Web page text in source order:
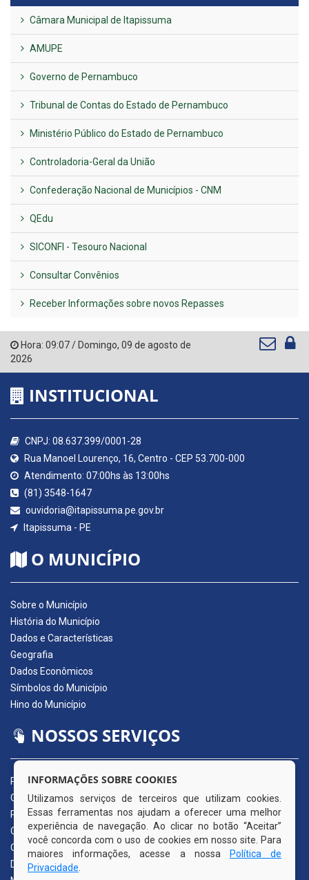
Câmara Municipal de Itapissuma
AMUPE
Governo de Pernambuco
Tribunal de Contas do Estado de Pernambuco
Ministério Público do Estado de Pernambuco
Controladoria-Geral da União
Confederação Nacional de Municípios - CNM
QEdu
SICONFI - Tesouro Nacional
Consultar Convênios
Receber Informações sobre novos Repasses
Hora: 09:07/ Domingo, 09 de agosto de
2026
INSTITUCIONAL
CNPJ: 08.637.399/0001-28
Rua Manoel Lourenço, 16, Centro - CEP 53.700-000
Atendimento: 07:00hs às 13:00hs
(81) 3548-1647
ouvidoria@itapissuma.pe.gov.br
Itapissuma - PE
O MUNICÍPIO
Sobre o Município
História do Município
Dados e Características
Geografia
Dados Econômicos
Símbolos do Município
Hino do Município
NOSSOS SERVIÇOS
Portal da Transparência
Carta de Serviços ao Usuário
Pedido de Acesso à Informação (e-SIC)
Ouvidoria Municipal
Quadro de Avisos
Diário Oficial da AMUPE
INFORMAÇÕES SOBRE COOKIES
Utilizamos serviços de terceiros que utilizam cookies.
Essas ferramentas nos ajudam a oferecer uma melhor
experiência de navegação. Ao clicar no botão “Aceitar”
você concorda com o uso de cookies em nosso site. Para
maiores informações, acesse a nossa
Política de
Privacidade